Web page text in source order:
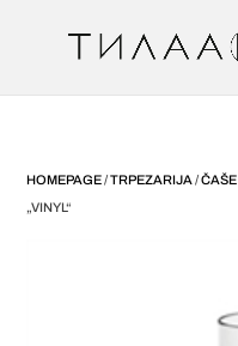
HOMEPAGE/TRPEZARIJA /ČAŠE
„VINYL“